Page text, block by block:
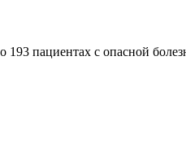
193 пациентах с опасной